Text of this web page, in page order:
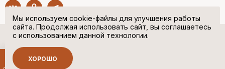
© “НЕМЕЦКАЯ ОБУВЬ” 2017. Все права защищены.
Политика в отношении персональных данных
Мы используем cookie-файлы для улучшения работы
сайта. Продолжая использовать сайт, вы соглашаетесь
с использованием данной технологии.
ХОРОШО